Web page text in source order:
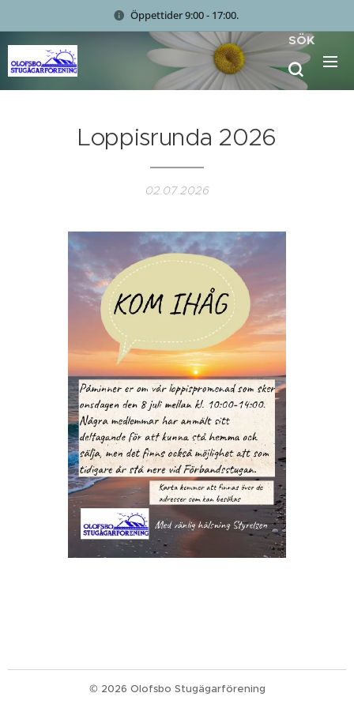
Öppettider 9:00 - 17:00.
SÖK
Loppisrunda 2026
02.07.2026
© 2026 Olofsbo Stugägarförening